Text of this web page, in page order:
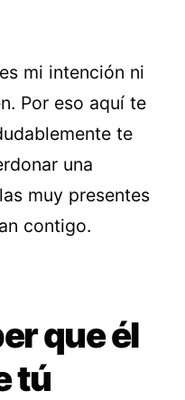
mi intención ni
Por eso aquí te
te
una
muy presentes
contigo.
que él
tú